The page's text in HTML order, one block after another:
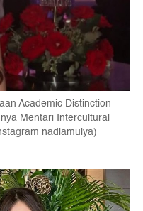
Academic Distinction
Mentari Intercultural
nadiamulya)